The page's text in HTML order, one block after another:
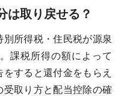
は取り戻せる？
所得税・住民税が源泉
課税所得の額によって
すると還付金をもらえ
取り方と配当控除の確